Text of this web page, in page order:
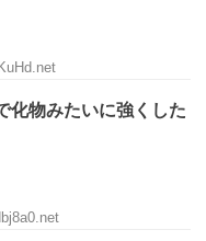
化物みたいに強くした